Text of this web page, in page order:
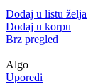
Dodaj u listu želja
Dodaj u korpu
Brz pregled
Algo
Uporedi